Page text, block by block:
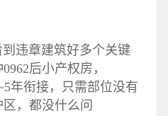
违章建筑好多个关键
后小产权房，
年衔接，只需部位没有
，都没什么问